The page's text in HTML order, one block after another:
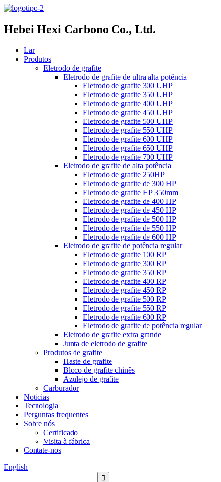
Hebei Hexi Carbono Co., Ltd.
Lar
Produtos
Eletrodo de grafite
Eletrodo de grafite de ultra alta potência
Eletrodo de grafite 300 UHP
Eletrodo de grafite 350 UHP
Eletrodo de grafite 400 UHP
Eletrodo de grafite 450 UHP
Eletrodo de grafite 500 UHP
Eletrodo de grafite 550 UHP
Eletrodo de grafite 600 UHP
Eletrodo de grafite 650 UHP
Eletrodo de grafite 700 UHP
Eletrodo de grafite de alta potência
Eletrodo de grafite 250HP
Eletrodo de grafite de 300 HP
Eletrodo de grafite HP 350mm
Eletrodo de grafite de 400 HP
Eletrodo de grafite de 450 HP
Eletrodo de grafite de 500 HP
Eletrodo de grafite de 550 HP
Eletrodo de grafite de 600 HP
Eletrodo de grafite de potência regular
Eletrodo de grafite 100 RP
Eletrodo de grafite 300 RP
Eletrodo de grafite 350 RP
Eletrodo de grafite 400 RP
Eletrodo de grafite 450 RP
Eletrodo de grafite 500 RP
Eletrodo de grafite 550 RP
Eletrodo de grafite 600 RP
Eletrodo de grafite de potência regular
Eletrodo de grafite extra grande
Junta de eletrodo de grafite
Produtos de grafite
Haste de grafite
Bloco de grafite chinês
Azulejo de grafite
Carburador
Notícias
Tecnologia
Perguntas frequentes
Sobre nós
Certificado
Visita à fábrica
Contate-nos
English